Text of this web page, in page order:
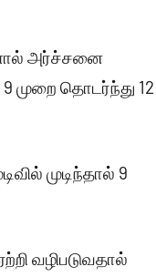
அர்ச்சனை
முறை தொடர்ந்து 12
முடிந்தால் 9
வழிபடுவதால்